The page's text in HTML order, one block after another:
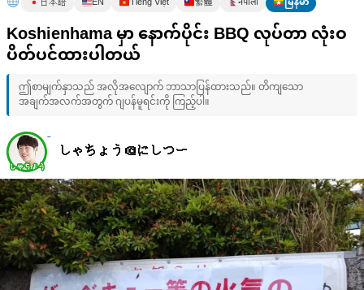
नेपाली
Koshienhama မှာ နောက်ပိုင်း BBQ လုပ်တာ လုံးဝ
ပိတ်ပင်ထားပါတယ်
ဤစာမျက်နှာသည် အလိုအလျောက် ဘာသာပြန်ထားသည်။ တိကျသော
အချက်အလက်အတွက် ဂျပန်မူရင်းကို ကြည့်ပါ။
しゃちょう＠にしつー